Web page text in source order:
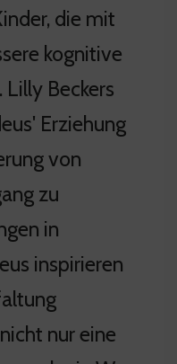
die mit
kognitive
Lilly Beckers
Erziehung
von
zu
in
inspirieren
nur eine